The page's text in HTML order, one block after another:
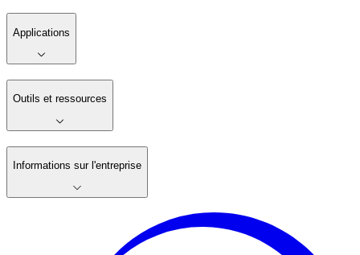
Applications
Outils et ressources
Informations sur l'entreprise